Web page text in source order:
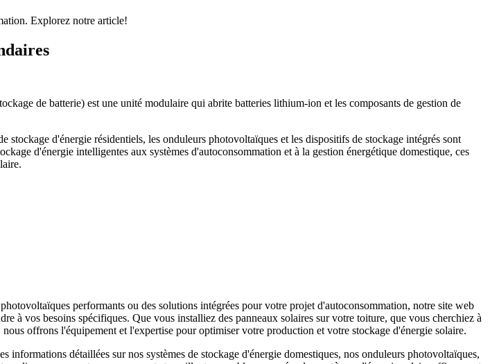
Explorez notre article!
de batterie) est une unité modulaire qui abrite batteries lithium-ion et les composants de gestion de
d'énergie résidentiels, les onduleurs photovoltaïques et les dispositifs de stockage intégrés sont
d'énergie intelligentes aux systèmes d'autoconsommation et à la gestion énergétique domestique, ces
performants ou des solutions intégrées pour votre projet d'autoconsommation, notre site web
à vos besoins spécifiques. Que vous installiez des panneaux solaires sur votre toiture, que vous cherchiez à
offrons l'équipement et l'expertise pour optimiser votre production et votre stockage d'énergie solaire.
détaillées sur nos systèmes de stockage d'énergie domestiques, nos onduleurs photovoltaïques,